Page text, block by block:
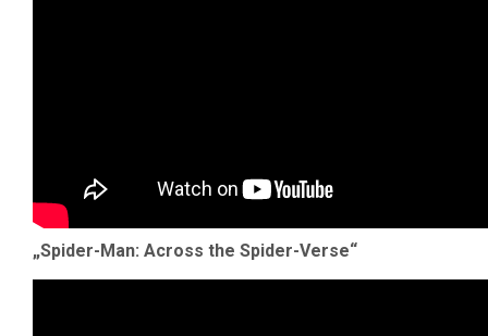
„Spider-Man: Across the Spider-Verse“